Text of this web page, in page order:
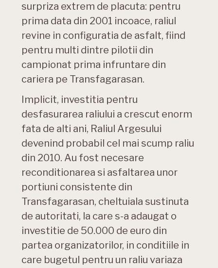
surpriza extrem de placuta: pentru
prima data din 2001 incoace, raliul
revine in configuratia de asfalt, fiind
pentru multi dintre pilotii din
campionat prima infruntare din
cariera pe Transfagarasan.
Implicit, investitia pentru
desfasurarea raliului a crescut enorm
fata de alti ani, Raliul Argesului
devenind probabil cel mai scump raliu
din 2010. Au fost necesare
reconditionarea si asfaltarea unor
portiuni consistente din
Transfagarasan, cheltuiala sustinuta
de autoritati, la care s-a adaugat o
investitie de 50.000 de euro din
partea organizatorilor, in conditiile in
care bugetul pentru un raliu variaza